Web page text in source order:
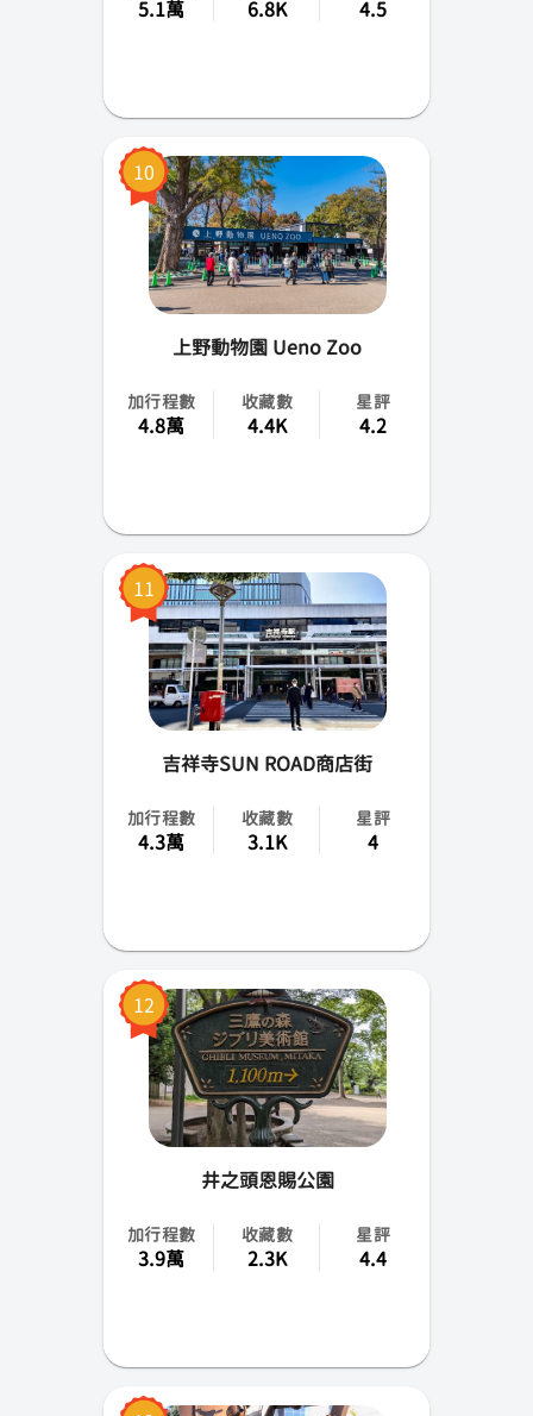
5.1萬 6.8K 4.5
10
上野動物園 Ueno Zoo
加行程數
4.8萬
收藏數
4.4K
星評
4.2
11
吉祥寺SUN ROAD商店街
加行程數
4.3萬
收藏數
3.1K
星評
4
12
井之頭恩賜公園
加行程數
3.9萬
收藏數
2.3K
星評
4.4